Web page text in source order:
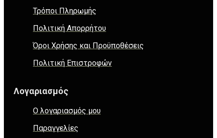
Τρόποι Πληρωμής
Πολιτική Απορρήτου
Όροι Χρήσης και Προϋποθέσεις
Πολιτική Επιστροφών
Λογαριασμός
Ο λογαριασμός μου
Παραγγελίες